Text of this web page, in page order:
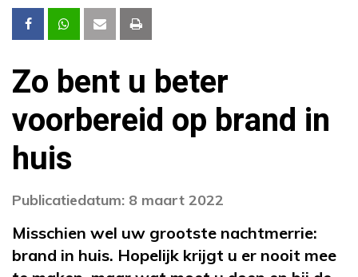
Zo bent u beter
voorbereid op brand in
huis
Publicatiedatum: 8 maart 2022
Misschien wel uw grootste nachtmerrie:
brand in huis. Hopelijk krijgt u er nooit mee